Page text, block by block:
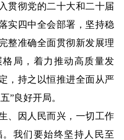
贯彻党的二十大和二十届
实四中全会部署，坚持稳
整准确全面贯彻新发展理
局，着力推动高质量发
，持之以恒推进全面从严
”良好开局。
因人民而兴，一切工作
我们要始终坚持人民至